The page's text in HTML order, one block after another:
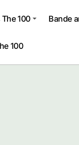
100 Bande
100